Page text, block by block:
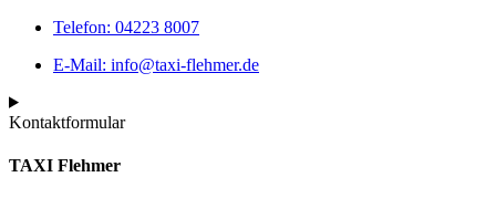
Telefon: 04223 8007
E-Mail: info@taxi-flehmer.de
Kontaktformular
TAXI Flehmer